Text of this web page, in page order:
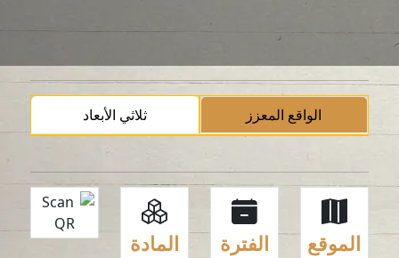
الواقع المعزز ثلاثي الأبعاد
الموقع
الفترة
المادة